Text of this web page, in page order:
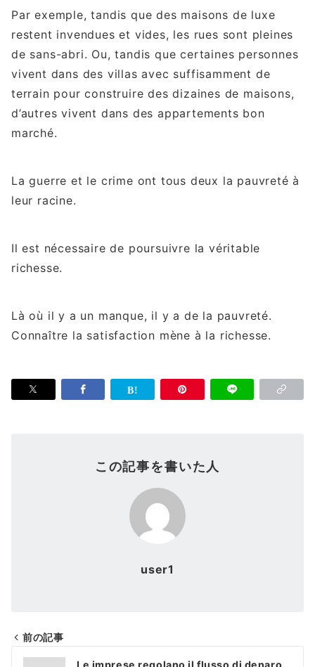
Par exemple, tandis que des maisons de luxe
restent invendues et vides, les rues sont pleines
de sans-abri. Ou, tandis que certaines personnes
vivent dans des villas avec suffisamment de
terrain pour construire des dizaines de maisons,
d’autres vivent dans des appartements bon
marché.
La guerre et le crime ont tous deux la pauvreté à
leur racine.
Il est nécessaire de poursuivre la véritable
richesse.
Là où il y a un manque, il y a de la pauvreté.
Connaître la satisfaction mène à la richesse.
この記事を書いた人
user1
投
前の記事
Le imprese regolano il flusso di denaro.